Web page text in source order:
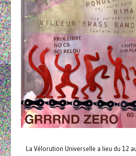
La Vélorution Universelle a lieu du 12